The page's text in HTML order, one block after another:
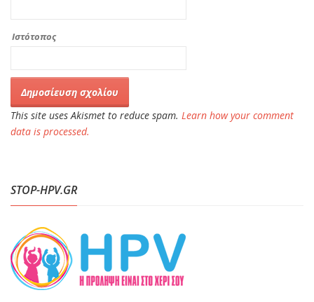
Ιστότοπος
This site uses Akismet to reduce spam. Learn how your comment
data is processed.
STOP-HPV.GR